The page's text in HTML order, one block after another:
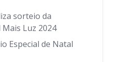
sorteio da
Luz 2024
Especial de Natal